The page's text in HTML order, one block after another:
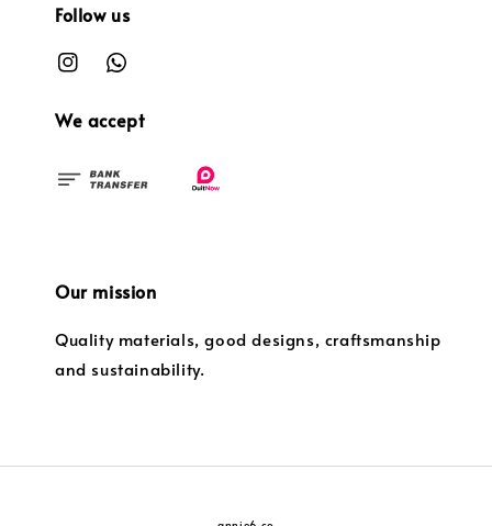
Follow us
We accept
Our mission
Quality materials, good designs, craftsmanship
and sustainability.